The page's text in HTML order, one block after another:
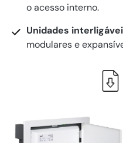
o acesso interno.
Unidades
modulares e